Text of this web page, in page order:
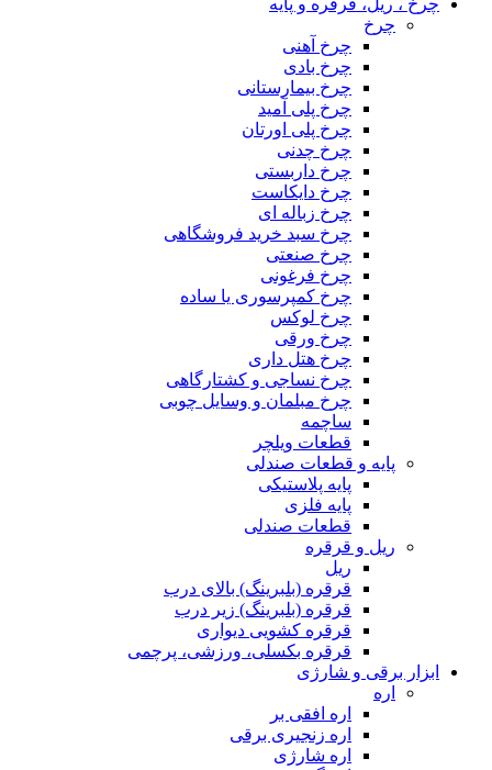
چرخ ، ریل، قرقره و پایه
چرخ
چرخ آهنی
چرخ بادی
چرخ بیمارستانی
چرخ پلی آمید
چرخ پلی اورتان
چرخ چدنی
چرخ داربستی
چرخ دایکاست
چرخ زباله ای
چرخ سبد خرید فروشگاهی
چرخ صنعتی
چرخ فرغونی
چرخ کمپرسوری یا ساده
چرخ لوکس
چرخ ورقی
چرخ هتل داری
چرخ نساجی و کشتارگاهی
چرخ مبلمان و وسایل چوبی
ساچمه
قطعات ویلچر
پایه و قطعات صندلی
پایه پلاستیکی
پایه فلزی
قطعات صندلی
ریل و قرقره
ریل
قرقره (بلبرینگ) بالای درب
قرقره (بلبرینگ) زیر درب
قرقره کشویی دیواری
قرقره بکسلی، ورزشی، پرچمی
ابزار برقی و شارژی
اره
اره افقی بر
اره زنجیری برقی
اره شارژی